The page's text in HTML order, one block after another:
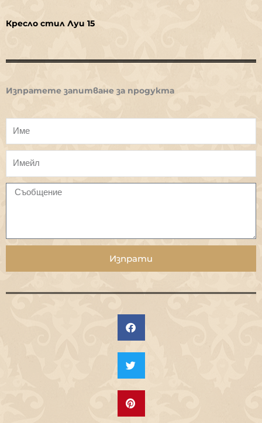
Кресло стил Луи 15
Изпратете запитване за продукта
Изпрати